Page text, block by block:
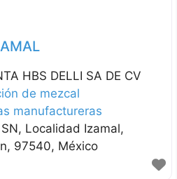
HBS DELLI SA DE CV
de mezcal
manufactureras
Localidad Izamal,
97540 México